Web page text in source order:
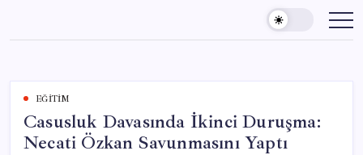
content
EĞITIM
Casusluk Davasında İkinci Duruşma:
Necati Özkan Savunmasını Yaptı